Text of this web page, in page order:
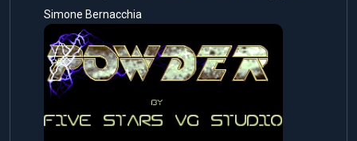
Simone Bernacchia